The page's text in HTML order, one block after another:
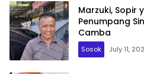
Marzuki, Sopir
Penumpang
Camba
Sosok July 11,